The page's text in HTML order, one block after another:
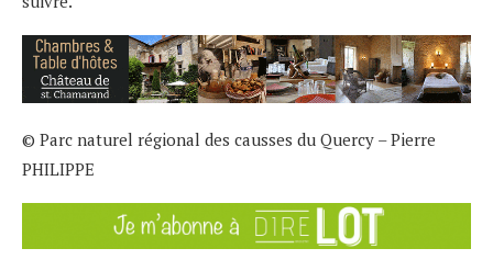
© Parc naturel régional des causses du Quercy – Pierre
PHILIPPE